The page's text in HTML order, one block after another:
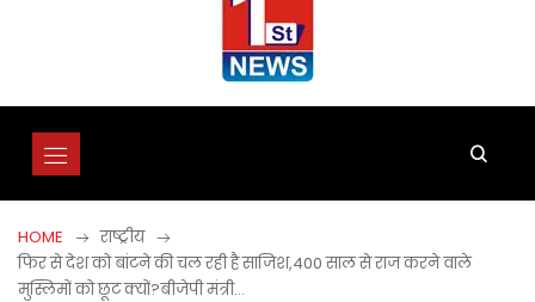
HOME
राष्ट्रीय
फिर से देश को बांटने की चल रही है साजिश,400 साल से राज करने वाले
मुस्लिमों को छूट क्यों?बीजेपी मंत्री…